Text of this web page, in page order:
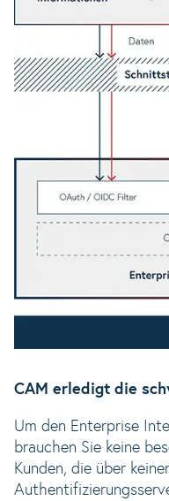
CAM erledigt die
Um den Enterprise
brauchen Sie keine
Kunden, die über